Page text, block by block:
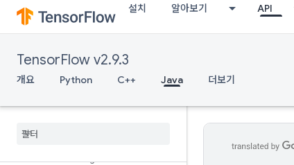
설치 알아보기 API
TensorFlow v2.9.3
개요 Python C++ Java 더보기
MapPeek
MapSize
MapUnstage
MapUnstageNoKey
MatrixDiagPartV3